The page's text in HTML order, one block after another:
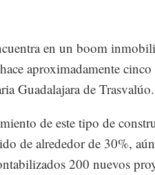
en un boom
aproximadamente
Guadalajara de Trasvalúo.
de este tipo de
de alrededor de 30%,
200 nuevos